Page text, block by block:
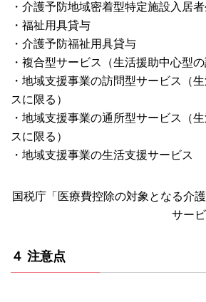
・介護予防地域密着型特定施設入居
・福祉用具貸与
・介護予防福祉用具貸与
・複合型サービス（生活援助中心型の
・地域支援事業の訪問型サービス（
スに限る）
・地域支援事業の通所型サービス（
スに限る）
・地域支援事業の生活支援サービス
国税庁「医療費控除の対象となる介
サー
４ 注意点